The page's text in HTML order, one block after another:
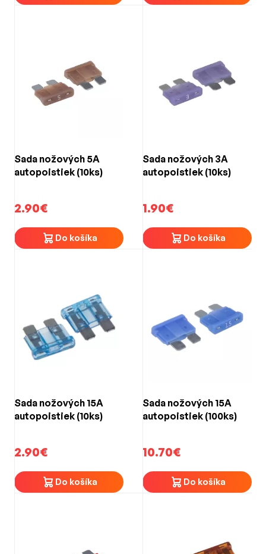
Sada nožových 5A
autopoistiek (10ks)
2.90€
Do košíka
Sada nožových 3A
autopoistiek (10ks)
1.90€
Do košíka
Sada nožových 15A
autopoistiek (10ks)
2.90€
Do košíka
Sada nožových 15A
autopoistiek (100ks)
10.70€
Do košíka